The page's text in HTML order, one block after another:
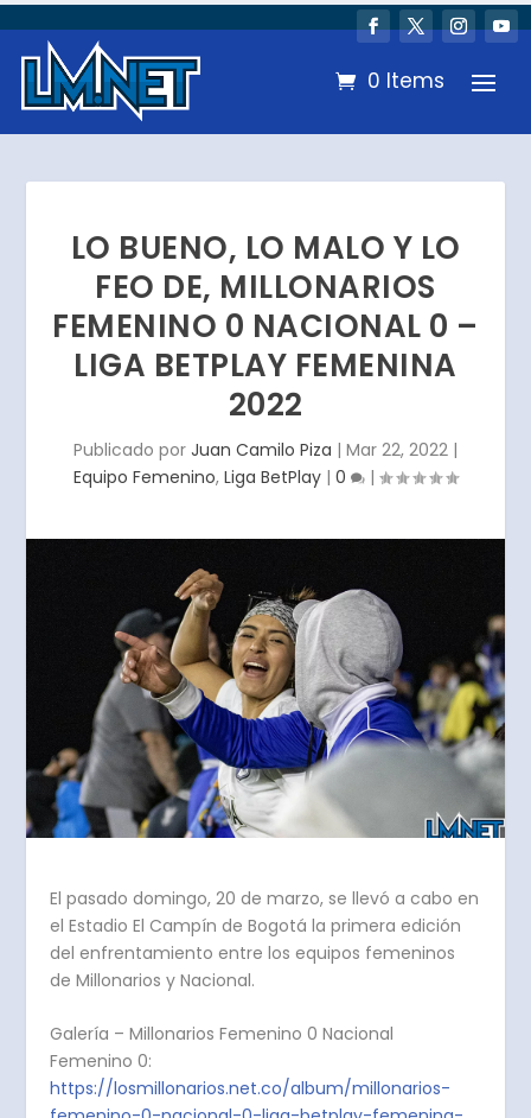
0 Items
LO BUENO, LO MALO Y LO
FEO DE, MILLONARIOS
FEMENINO 0 NACIONAL 0 –
LIGA BETPLAY FEMENINA
2022
Publicado por Juan Camilo Piza | Mar 22, 2022 |
Equipo Femenino, Liga BetPlay | 0 |
El pasado domingo, 20 de marzo, se llevó a cabo en
el Estadio El Campín de Bogotá la primera edición
del enfrentamiento entre los equipos femeninos
de Millonarios y Nacional.
Galería – Millonarios Femenino 0 Nacional
Femenino 0:
https://losmillonarios.net.co/album/millonarios-